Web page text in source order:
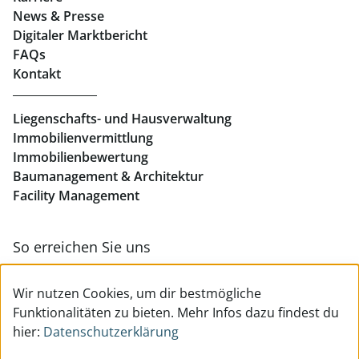
Eigentumswohnungen Linz
Büros mieten Linz
Geschäftslokale mieten Linz
News & Presse
Digitaler Marktbericht
FAQs
Kontakt
Liegenschafts- und Hausverwaltung
Immobilienvermittlung
Immobilienbewertung
Baumanagement & Architektur
Facility Management
So erreichen Sie uns
Wir nutzen Cookies, um dir bestmögliche
Funktionalitäten zu bieten. Mehr Infos dazu findest du
hier: Datenschutzerklärung